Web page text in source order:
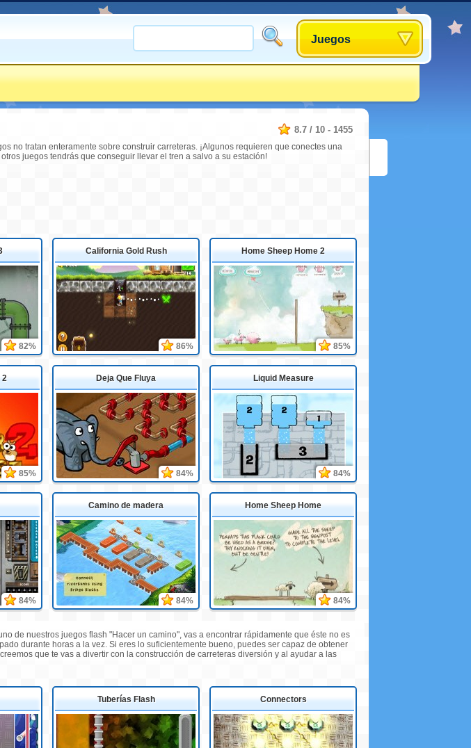
Juegos
8.7 / 10 - 1455
no tratan enteramente sobre construir carreteras. ¡Algunos requieren que conectes una
juegos tendrás que conseguir llevar el tren a salvo a su estación!
82%
California Gold Rush
86%
Home Sheep Home 2
85%
2
85%
Deja Que Fluya
84%
Liquid Measure
84%
84%
Camino de madera
84%
Home Sheep Home
84%
de nuestros juegos flash "Hacer un camino", vas a encontrar rápidamente que éste no es
durante horas a la vez. Si eres lo suficientemente bueno, puedes ser capaz de obtener
que te vas a divertir con la construcción de carreteras diversión y al ayudar a las
Tuberías Flash Connectors